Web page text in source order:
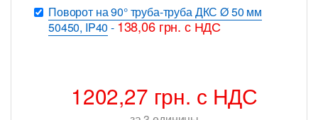
Поворот на 90° труба-труба ДКС Ø 50 мм
50450, IP40 -138,06грн.с НДС
1202,27 грн. с НДС